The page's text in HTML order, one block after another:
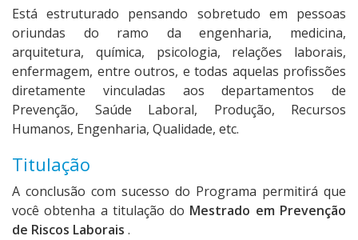
Está estruturado pensando sobretudo em pessoas
oriundas do ramo da engenharia, medicina,
arquitetura, química, psicologia, relações laborais,
enfermagem, entre outros, e todas aquelas profissões
diretamente vinculadas aos departamentos de
Prevenção, Saúde Laboral, Produção, Recursos
Humanos, Engenharia, Qualidade, etc.
Titulação
A conclusão com sucesso do Programa permitirá que
você obtenha a titulação do Mestrado em Prevenção
de Riscos Laborais .